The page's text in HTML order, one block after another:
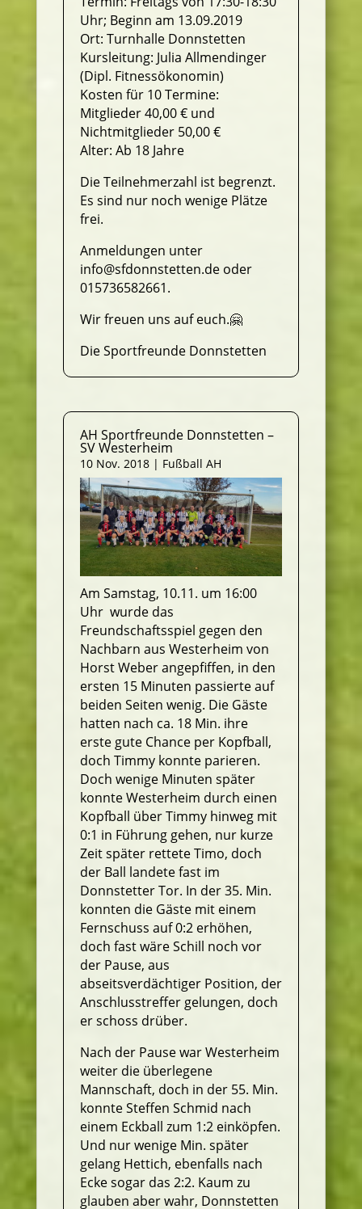
Uhr; Beginn am 13.09.2019
Ort: Turnhalle Donnstetten
Kursleitung: Julia Allmendinger
(Dipl. Fitnessökonomin)
Kosten für 10 Termine:
Mitglieder 40,00 € und
Nichtmitglieder 50,00 €
Alter: Ab 18 Jahre
Die Teilnehmerzahl ist begrenzt.
Es sind nur noch wenige Plätze
frei.
Anmeldungen unter
info@sfdonnstetten.de oder
015736582661.
Wir freuen uns auf euch.🤗
Die Sportfreunde Donnstetten
AH Sportfreunde Donnstetten –
SV Westerheim
10 Nov. 2018| Fußball AH
Am Samstag, 10.11. um 16:00
Uhr wurde das
Freundschaftsspiel gegen den
Nachbarn aus Westerheim von
Horst Weber angepfiffen, in den
ersten 15 Minuten passierte auf
beiden Seiten wenig. Die Gäste
hatten nach ca. 18 Min. ihre
erste gute Chance per Kopfball,
doch Timmy konnte parieren.
Doch wenige Minuten später
konnte Westerheim durch einen
Kopfball über Timmy hinweg mit
0:1 in Führung gehen, nur kurze
Zeit später rettete Timo, doch
der Ball landete fast im
Donnstetter Tor. In der 35. Min.
konnten die Gäste mit einem
Fernschuss auf 0:2 erhöhen,
doch fast wäre Schill noch vor
der Pause, aus
abseitsverdächtiger Position, der
Anschlusstreffer gelungen, doch
er schoss drüber.
Nach der Pause war Westerheim
weiter die überlegene
Mannschaft, doch in der 55. Min.
konnte Steffen Schmid nach
einem Eckball zum 1:2 einköpfen.
Und nur wenige Min. später
gelang Hettich, ebenfalls nach
Ecke sogar das 2:2. Kaum zu
glauben aber wahr, Donnstetten